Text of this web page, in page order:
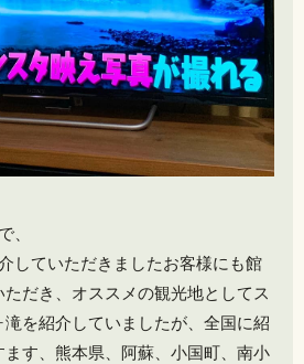
、
していただきましたお客様にも館
だき、オススメの観光地としてス
を紹介していましたが、全国に紹
す、熊本県、阿蘇、小国町、南小